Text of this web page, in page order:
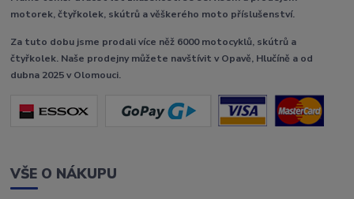
motorek, čtyřkolek, skútrů a věškerého moto příslušenství.
Za tuto dobu jsme prodali více něž 6000 motocyklů, skútrů a
čtyřkolek. Naše prodejny můžete navštívit v Opavě, Hlučíně a od
dubna 2025 v Olomouci.
VŠE O NÁKUPU